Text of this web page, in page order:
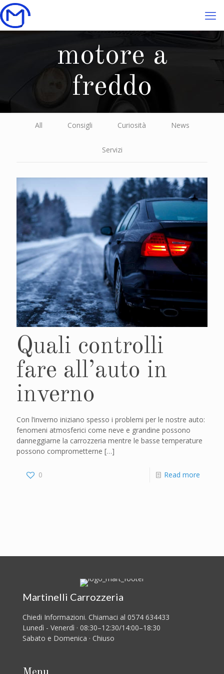
motore a
freddo
All Consigli Curiosità News
Servizi
Quali controlli
fare all’auto in
inverno
Con l’inverno iniziano spesso i problemi per le nostre auto:
fenomeni atmosferici come neve e grandine possono
danneggiarne la carrozzeria mentre le basse temperature
possono comprometterne […]
0 Read more
Martinelli Carrozzeria
Chiedi Informazioni. Chiamaci al 0574 634433
Lunedì - Venerdì · 08:30–12:30/14:00–18:30
Sabato e Domenica · Chiuso